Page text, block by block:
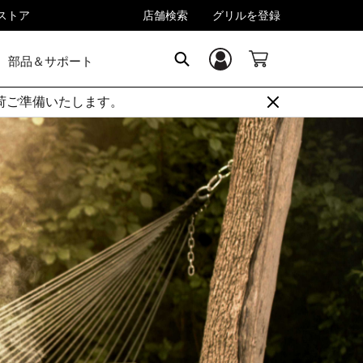
トア 店舗検索 グリルを登録
部品＆サポート ログイン／登録
準備いたします。